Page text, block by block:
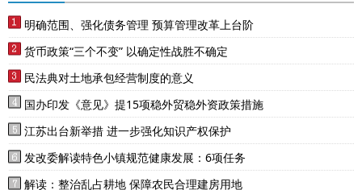
明确范围、强化债务管理 预算管理改革上台阶
货币政策“三个不变” 以确定性战胜不确定
民法典对土地承包经营制度的意义
国办印发《意见》提15项稳外贸稳外资政策措施
江苏出台新举措 进一步强化知识产权保护
发改委解读特色小镇规范健康发展：6项任务
解读：整治乱占耕地 保障农民合理建房用地